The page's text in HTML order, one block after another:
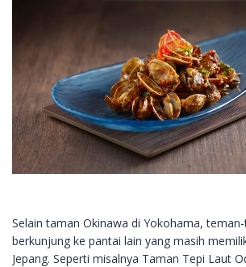
Selain taman Okinawa di Yokohama,
berkunjung ke pantai lain yang masih
Jepang. Seperti misalnya Taman Tepi Laut